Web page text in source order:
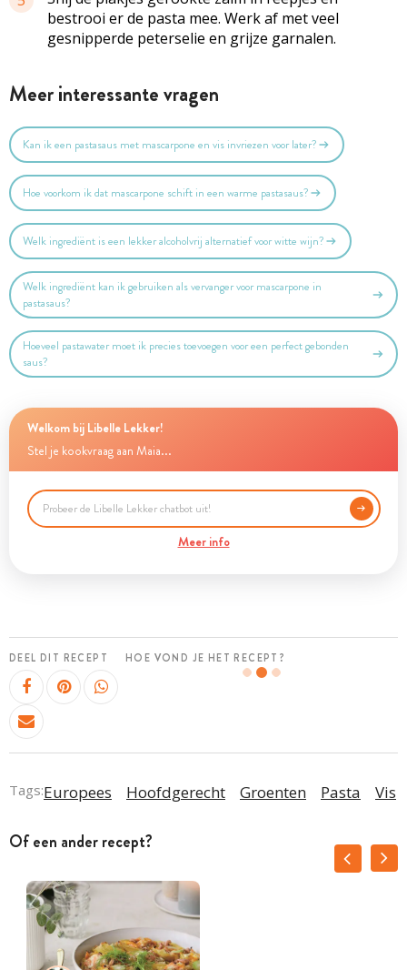
bestrooi er de pasta mee. Werk af met veel
gesnipperde peterselie en grijze garnalen.
Meer interessante vragen
Kan ik een pastasaus met mascarpone en vis invriezen voor later?
Hoe voorkom ik dat mascarpone schift in een warme pastasaus?
Welk ingrediënt is een lekker alcoholvrij alternatief voor witte wijn?
Welk ingrediënt kan ik gebruiken als vervanger voor mascarpone in
pastasaus?
Hoeveel pastawater moet ik precies toevoegen voor een perfect gebonden
saus?
Welkom bij Libelle Lekker!
Stel je kookvraag aan Maia...
Meer info
DEEL DIT RECEPT HOE VOND JE HET RECEPT?
Tags:Europees Hoofdgerecht Groenten Pasta Vis
Of een ander recept?